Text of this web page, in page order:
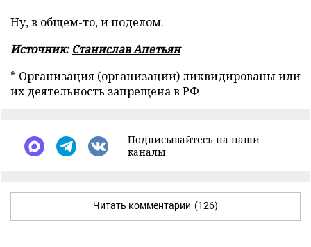
Ну, в общем-то, и поделом.
Источник: Станислав Апетьян
* Организация (организации) ликвидированы или
их деятельность запрещена в РФ
Подписывайтесь на наши
каналы
Читать комментарии (126)